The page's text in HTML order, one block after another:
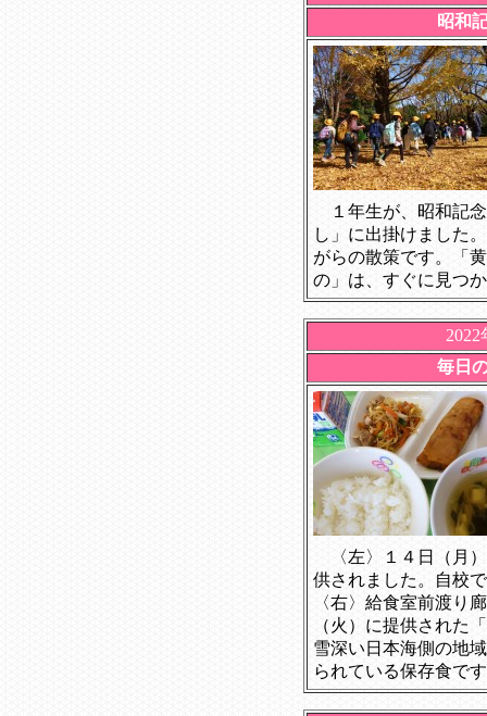
昭和
１年生が、昭和記
し」に出掛けました
がらの散策です。「
の」は、すぐに見つ
毎日
〈左〉１４日（月
供されました。自校
〈右〉給食室前渡り
（火）に提供された
雪深い日本海側の地
られている保存食で